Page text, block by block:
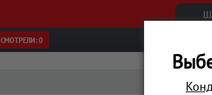
СМОТРЕЛИ:0